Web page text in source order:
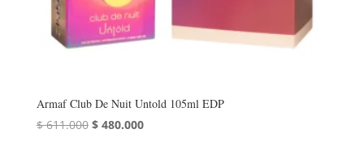
Armaf Club De Nuit Untold 105ml EDP
$611.000 El
$480.000El